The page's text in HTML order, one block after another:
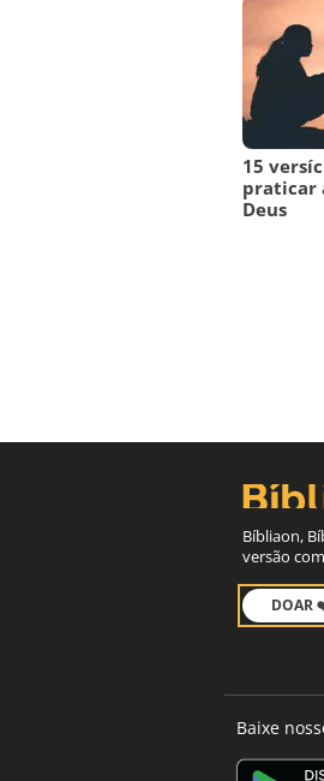
15
praticar
Deus
Bíbliaon,
versão
DOAR
Baixe